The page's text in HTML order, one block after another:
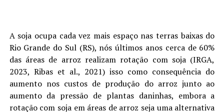
Outro ponto de destaque foi o avanço da
comercialização da safra. Na soja, as vendas atingiram
73% da produção estimada, crescimento de nove pontos
percentuais em julho. Embora o percentual permaneça
ligeiramente abaixo do registrado no ciclo anterior, o
ritmo foi impulsionado pela recuperação dos preços ao
A soja ocupa cada vez mais espaço nas terras baixas do
Rio Grande do Sul (RS), nós últimos anos cerca de 60%
das áreas de arroz realizam rotação com soja (IRGA,
2023, Ribas et al., 2021) isso como consequência do
aumento nos custos de produção do arroz junto ao
aumento da pressão de plantas daninhas, embora a
rotação com soja em áreas de arroz seja uma alternativa